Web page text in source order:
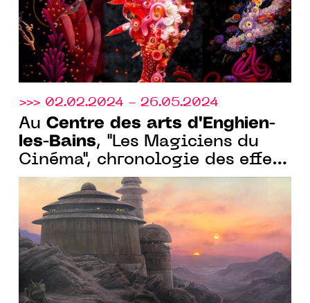
>>> 02.02.2024 - 26.05.2024
Au Centre des arts d'Enghien-
les-Bains, "Les Magiciens du
Cinéma", chronologie des effets
spéciaux, du 02 février au 26
mai 2024